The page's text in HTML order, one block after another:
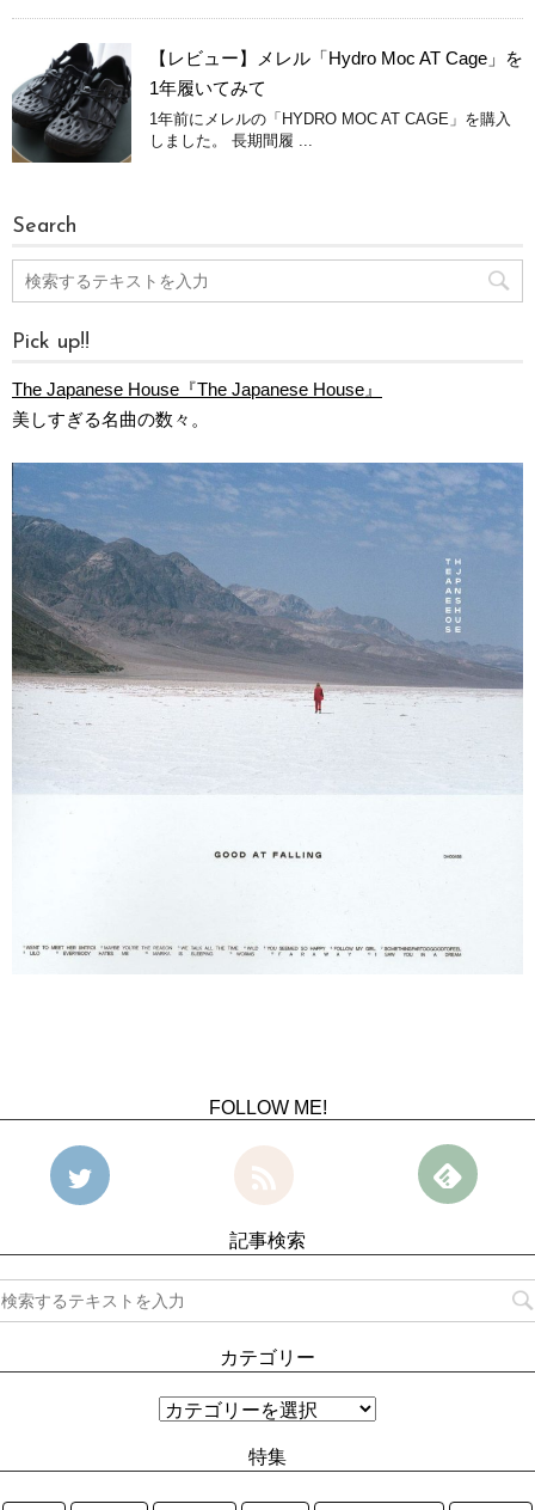
【レビュー】メレル「Hydro Moc AT Cage」を
1年履いてみて
1年前にメレルの「HYDRO MOC AT CAGE」を購入
しました。 長期間履 ...
Search
Pick up!!
The Japanese House『The Japanese House』
美しすぎる名曲の数々。
FOLLOW ME!
記事検索
カテゴリー
特集